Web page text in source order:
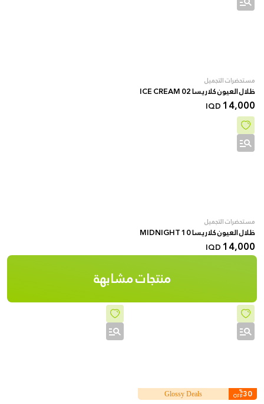
مستحضرات التجميل
ظلال العيون كلاريسا 02 ICE CREAM
14,000
IQD
مستحضرات التجميل
ظلال العيون كلاريسا 10 MIDNIGHT
14,000
IQD
منتجات مشابهة
30
%
OFF
Glossy Deals